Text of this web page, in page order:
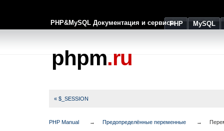
PHP&MySQL Документация и сервисыPHP MySQL
phpm.ru
« $_SESSION
PHP Manual Предопределённые переменные